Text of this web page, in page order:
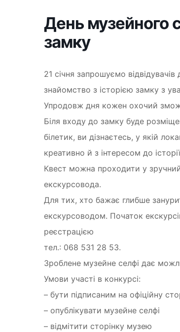
День музейного
замку
21 січня запрошуємо
знайомство з історією замку з
Упродовж дня кожен охочий
Біля входу до замку буде
білетик, ви дізнаєтесь, у якій
креативно й з інтересом до
Квест можна проходити у
екскурсовода.
Для тих, хто бажає глибше
екскурсоводом. Початок
реєстрацією
тел.: 068 531 28 53.
Зроблене музейне селфі дає
Умови участі в конкурсі:
– бути підписаним на офіційну
– опублікувати музейне селфі
– відмітити сторінку музею